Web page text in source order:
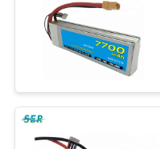
फैक्टरी